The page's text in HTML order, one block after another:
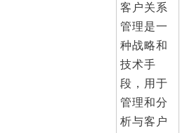
客户关系
管理是一
种战略和
技术手
段，用于
管理和分
析与客户